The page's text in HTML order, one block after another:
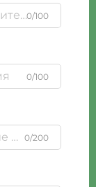
0/100
0/100
0/200